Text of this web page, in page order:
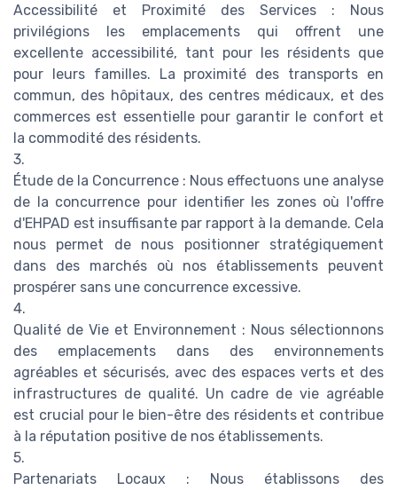
Accessibilité et Proximité des Services : Nous
privilégions les emplacements qui offrent une
excellente accessibilité, tant pour les résidents que
pour leurs familles. La proximité des transports en
commun, des hôpitaux, des centres médicaux, et des
commerces est essentielle pour garantir le confort et
la commodité des résidents.
3.
Étude de la Concurrence : Nous effectuons une analyse
de la concurrence pour identifier les zones où l'offre
d'EHPAD est insuffisante par rapport à la demande. Cela
nous permet de nous positionner stratégiquement
dans des marchés où nos établissements peuvent
prospérer sans une concurrence excessive.
4.
Qualité de Vie et Environnement : Nous sélectionnons
des emplacements dans des environnements
agréables et sécurisés, avec des espaces verts et des
infrastructures de qualité. Un cadre de vie agréable
est crucial pour le bien-être des résidents et contribue
à la réputation positive de nos établissements.
5.
Partenariats Locaux : Nous établissons des